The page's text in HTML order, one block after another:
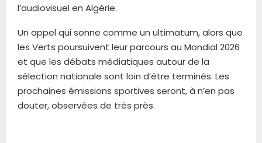
l’audiovisuel en Algérie.
Un appel qui sonne comme un ultimatum, alors que
les Verts poursuivent leur parcours au Mondial 2026
et que les débats médiatiques autour de la
sélection nationale sont loin d’être terminés. Les
prochaines émissions sportives seront, à n’en pas
douter, observées de très près.